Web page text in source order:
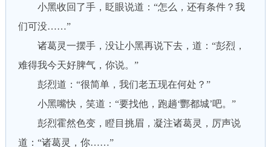
小黑收回了手，眨眼说道：“怎么，还有条件？我
们可没……”
诸葛灵一摆手，没让小黑再说下去，道：“彭烈，
难得我今天好脾气，你说。”
彭烈道：“很简单，我们老五现在何处？”
小黑嘴快，笑道：“要找他，跑趟‘酆都城’吧。”
彭烈霍然色变，瞪目挑眉，凝注诸葛灵，厉声说
道：“诸葛灵，你……”